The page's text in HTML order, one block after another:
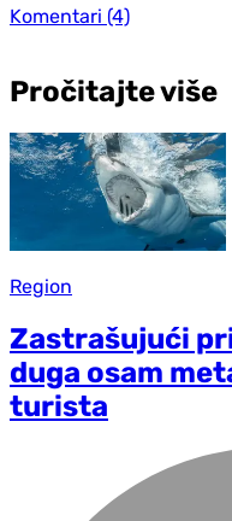
Komentari (4)
Pročitajte više
Region
Zastrašujući
duga osam
turista